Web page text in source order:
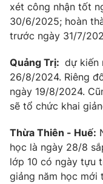
xét công nhận tốt
30/6/2025; hoàn
trước ngày 31/7/
Quảng Trị: dự kiến
26/8/2024. Riêng
ngày 19/8/2024.
sẽ tổ chức khai
Thừa Thiên - Huế:
học là ngày 28/8
lớp 10 có ngày tựu
giảng năm học mới